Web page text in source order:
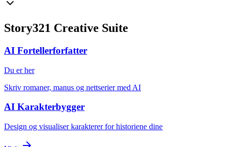
Story321 Creative Suite
AI Fortellerforfatter
Du er her
Skriv romaner, manus og nettserier med AI
AI Karakterbygger
Design og visualiser karakterer for historiene dine